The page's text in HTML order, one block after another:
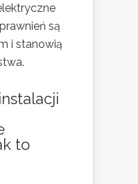
są
i stanowią
to